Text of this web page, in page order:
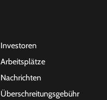
Investoren
Arbeitsplätze
Nachrichten
Überschreitungsgebühr